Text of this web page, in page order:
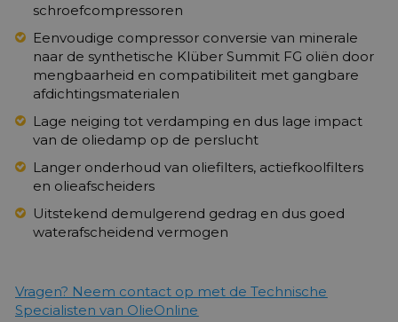
schroefcompressoren
Eenvoudige compressor conversie van minerale
naar de synthetische Klüber Summit FG oliën door
mengbaarheid en compatibiliteit met gangbare
afdichtingsmaterialen
Lage neiging tot verdamping en dus lage impact
van de oliedamp op de perslucht
Langer onderhoud van oliefilters, actiefkoolfilters
en olieafscheiders
Uitstekend demulgerend gedrag en dus goed
waterafscheidend vermogen
Vragen? Neem contact op met de Technische
Specialisten van OlieOnline